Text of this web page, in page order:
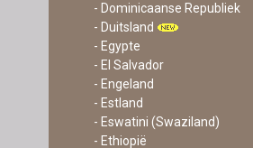
- Dominicaanse Republiek
- Duitsland
- Egypte
- El Salvador
- Engeland
- Estland
- Eswatini (Swaziland)
- Ethiopië